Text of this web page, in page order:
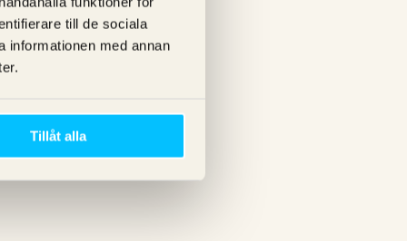
till de sociala
informationen med annan
Tillåt alla